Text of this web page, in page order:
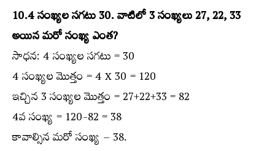
10.4 సంఖ్యల సగటు 30. వాటిలో 3 సంఖ్యలు 27, 22, 33
అయిన మరో సంఖ్య ఎంత?
సాధన: 4 సంఖ్యల సగటు = 30
4 సంఖ్యల మొత్తం = 4 X 30 = 120
ఇచ్చిన 3 సంఖ్యల మొత్తం = 27+22+33 = 82
4వ సంఖ్య = 120-82 = 38
కావాల్సిన మరో సంఖ్య – 38.